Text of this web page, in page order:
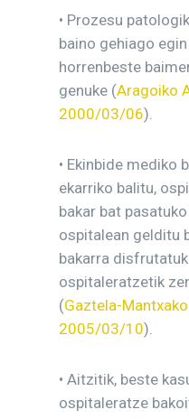
• Prozesu
baino gehiago
horrenbeste
genuke (Aragoiko
2000/03/06).
• Ekinbide mediko
ekarriko balitu,
bakar bat
ospitalean gelditu
bakarra
ospitaleratzetik
(Gaztela-
2005/03/10).
• Aitzitik, beste
ospitaleratze